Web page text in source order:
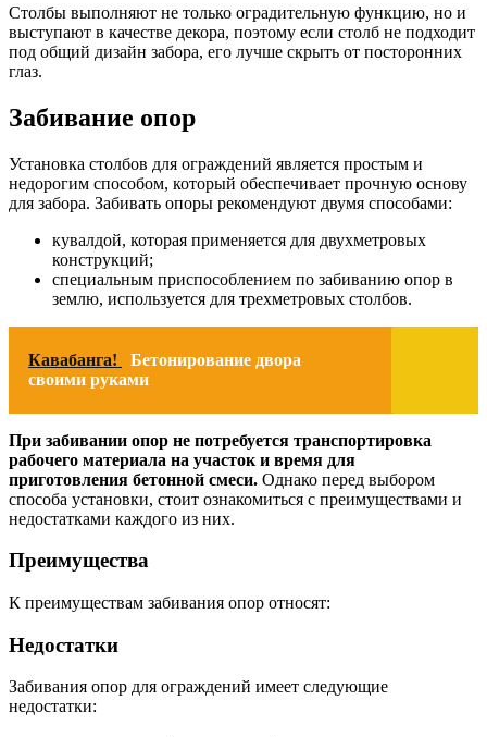
Столбы выполняют не только оградительную функцию, но и
выступают в качестве декора, поэтому если столб не подходит
под общий дизайн забора, его лучше скрыть от посторонних
глаз.
Забивание опор
Установка столбов для ограждений является простым и
недорогим способом, который обеспечивает прочную основу
для забора. Забивать опоры рекомендуют двумя способами:
кувалдой, которая применяется для двухметровых
конструкций;
специальным приспособлением по забиванию опор в
землю, используется для трехметровых столбов.
Кавабанга!
Бетонирование двора
своими руками
При забивании опор не потребуется транспортировка
рабочего материала на участок и время для
приготовления бетонной смеси. Однако перед выбором
способа установки, стоит ознакомиться с преимуществами и
недостатками каждого из них.
Преимущества
К преимуществам забивания опор относят:
Недостатки
Забивания опор для ограждений имеет следующие
недостатки: